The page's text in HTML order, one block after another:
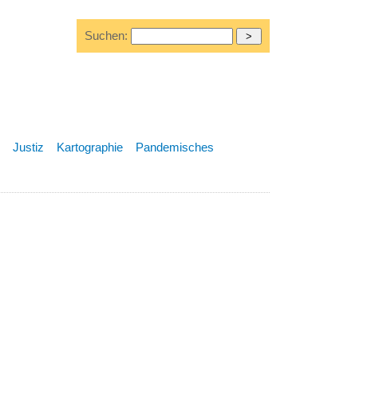
Suchen:
Justiz Kartographie
Pandemisches